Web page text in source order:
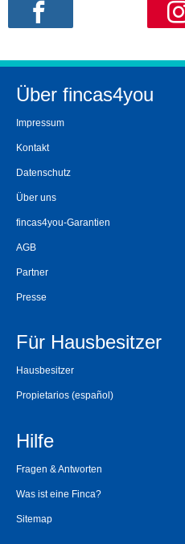
Über fincas4you
Impressum
Kontakt
Datenschutz
Über uns
fincas4you-Garantien
AGB
Partner
Presse
Für Hausbesitzer
Hausbesitzer
Propietarios (español)
Hilfe
Fragen & Antworten
Was ist eine Finca?
Sitemap